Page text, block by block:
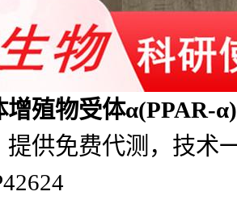
殖物受体α(PPAR-
提供免费代测，技术